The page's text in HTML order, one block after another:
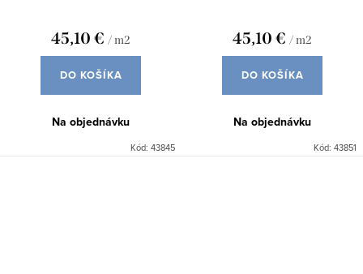
45,10 € / m2
DO KOŠÍKA
Na objednávku
Kód: 43845
45,10 € / m2
DO KOŠÍKA
Na objednávku
Kód: 43851